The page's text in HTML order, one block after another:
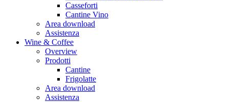
Casseforti
Cantine Vino
Area download
Assistenza
Wine & Coffee
Overview
Prodotti
Cantine
Frigolatte
Area download
Assistenza